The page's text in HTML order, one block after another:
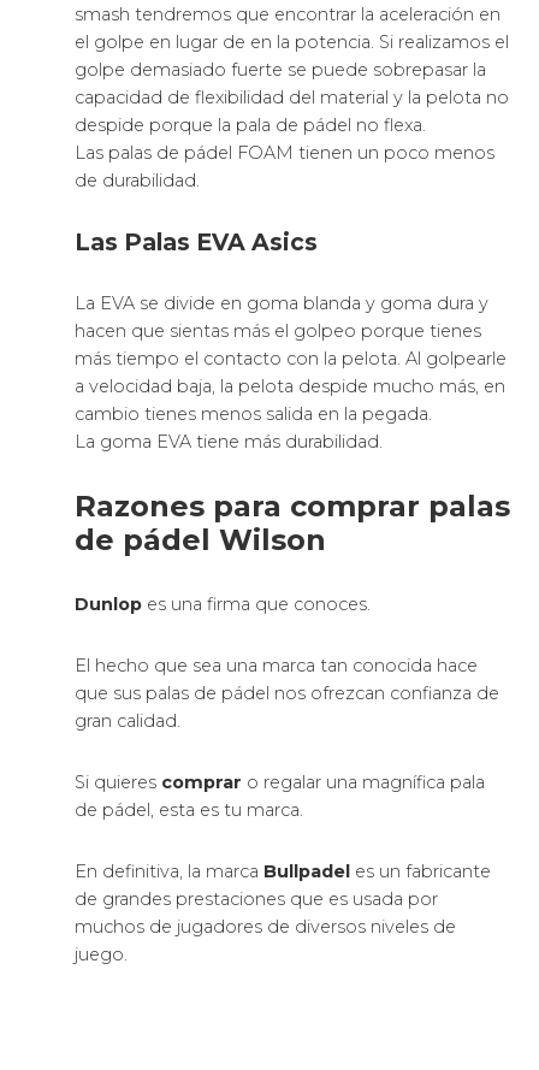
smash tendremos que encontrar la aceleración en
el golpe en lugar de en la potencia. Si realizamos el
golpe demasiado fuerte se puede sobrepasar la
capacidad de flexibilidad del material y la pelota no
despide porque la pala de pádel no flexa.
Las palas de pádel FOAM tienen un poco menos
de durabilidad.
Las Palas EVA Asics
La EVA se divide en goma blanda y goma dura y
hacen que sientas más el golpeo porque tienes
más tiempo el contacto con la pelota. Al golpearle
a velocidad baja, la pelota despide mucho más, en
cambio tienes menos salida en la pegada.
La goma EVA tiene más durabilidad.
Razones para comprar palas
de pádel Wilson
Dunlop es una firma que conoces.
El hecho que sea una marca tan conocida hace
que sus palas de pádel nos ofrezcan confianza de
gran calidad.
Si quieres comprar o regalar una magnífica pala
de pádel, esta es tu marca.
En definitiva, la marca Bullpadel es un fabricante
de grandes prestaciones que es usada por
muchos de jugadores de diversos niveles de
juego.